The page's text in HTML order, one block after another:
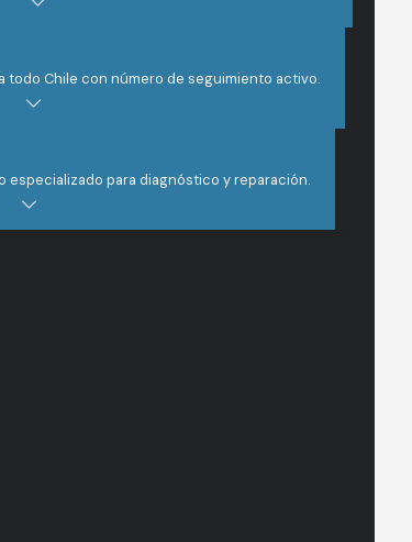
todo Chile con número de seguimiento activo.
especializado para diagnóstico y reparación.